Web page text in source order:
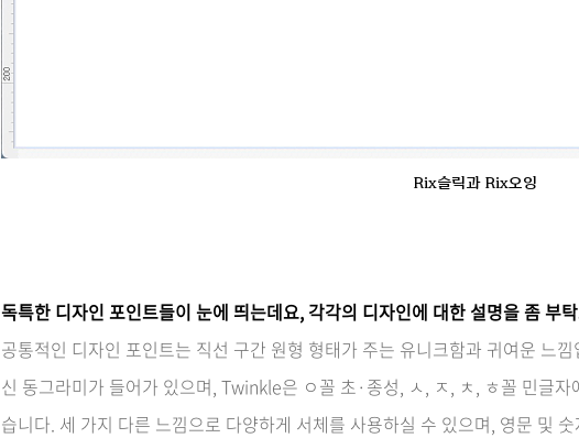
Rix슬릭과 Rix오잉
독특한 디자인 포인트들이 눈에 띄는데요, 각각의 디자인에 대한 설명을 좀 부
공통적인 디자인 포인트는 직선 구간 원형 형태가 주는 유니크함과 귀여운 느
신 동그라미가 들어가 있으며, Twinkle은 ㅇ꼴 초·종성, ㅅ, ㅈ, ㅊ, ㅎ꼴 민글
습니다. 세 가지 다른 느낌으로 다양하게 서체를 사용하실 수 있으며, 영문 및